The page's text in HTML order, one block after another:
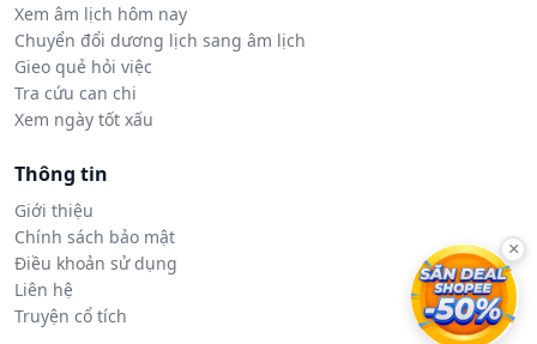
Xem âm lịch hôm nay
Chuyển đổi dương lịch sang âm lịch
Gieo quẻ hỏi việc
Tra cứu can chi
Xem ngày tốt xấu
Thông tin
Giới thiệu
Chính sách bảo mật
Điều khoản sử dụng
Liên hệ
Truyện cổ tích
×